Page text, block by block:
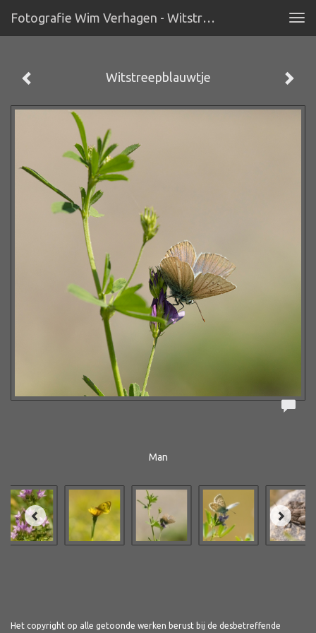
Fotografie Wim Verhagen - Witstreepblauwtje
Witstreepblauwtje
Man
Het copyright op alle getoonde werken berust bij de desbetreffende